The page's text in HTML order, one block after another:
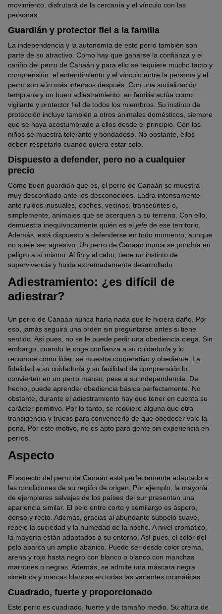
movimiento, disfrutará de la cercanía y el vínculo con las
personas.
Guardián y protector fiel a la familia
La independencia y la autonomía de este perro también son
parte de su atractivo. Como hay que ganarse la confianza y el
cariño del perro de Canaán y para ello se requiere mucho tacto y
comprensión, el entendimiento y el vínculo entre la persona y el
perro son aún más intensos después. Con una socialización
temprana y un buen adiestramiento, en familia actúa como
vigilante y protector fiel de todos los miembros. Su instinto de
protección incluye también a otros animales domésticos, siempre
que se haya acostumbrado a ellos desde el principio. Con los
niños se muestra tolerante y bondadoso. No obstante, ellos
deben respetarlo cuando quiera estar solo.
Dispuesto a defender, pero no a cualquier
precio
Como buen guardián que es, el perro de Canaán se muestra
muy desconfiado ante los desconocidos. Ladra intensamente
ante ruidos inusuales, coches, vecinos, transeúntes o,
simplemente, animales que se acerquen a su terreno. Con ello,
demuestra inequívocamente quién es el jefe de ese territorio.
Además, está dispuesto a defenderse en todo momento, aunque
no suele ser agresivo. Un perro de Canaán nunca se pondría en
peligro a sí mismo. Al fin y al cabo, tiene un instinto de
supervivencia y huida extremadamente desarrollado.
Adiestramiento: ¿es difícil de
adiestrar?
Un perro de Canaán nunca haría nada que le hiciera daño. Por
eso, jamás seguirá una orden sin preguntarse antes si tiene
sentido. Así pues, no se le puede pedir una obediencia ciega. Sin
embargo, cuando le coge confianza a su cuidador/a y lo
reconoce como líder, se muestra cooperativo y obediente. La
fidelidad a su cuidador/a y su facilidad de comprensión lo
convierten en un perro manso, pese a su independencia. De
hecho, puede aprender obediencia básica perfectamente. No
obstante, durante el adiestramiento hay que tener en cuenta su
carácter primitivo. Por lo tanto, se requiere alguna que otra
transigencia y trucos para convencerlo de que obedecer vale la
pena. Por este motivo, no es apto para gente sin experiencia en
perros.
Aspecto
El aspecto del perro de Canaán está perfectamente adaptado a
las condiciones de su región de origen. Por ejemplo, la mayoría
de ejemplares salvajes de los países del sur presentan una
apariencia similar. El pelo entre corto y semilargo es áspero,
denso y recto. Además, gracias al abundante subpelo suave,
repele la suciedad y la humedad de la noche. A nivel cromático,
la mayoría están adaptados a su entorno. Así pues, el color del
pelo abarca un amplio abanico. Puede ser desde color crema,
arena y rojo hasta negro con blanco o blanco con manchas
marrones o negras. Además, se admite una máscara negra
simétrica y marcas blancas en todas las variantes cromáticas.
Cuadrado, fuerte y proporcionado
Este perro es cuadrado, fuerte y de tamaño medio. Su altura de